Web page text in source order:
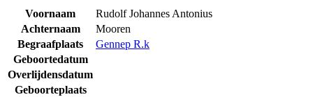
Voornaam
Rudolf Johannes Antonius
Achternaam
Mooren
Begraafplaats
Gennep R.k
Geboortedatum
Overlijdensdatum
Geboorteplaats